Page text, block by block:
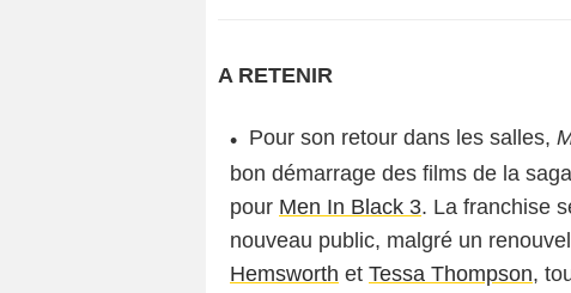
A RETENIR
Pour son retour dans les salles,
bon démarrage des films de la
pour Men In Black 3. La franchise
nouveau public, malgré un
Hemsworth et Tessa Thompson,